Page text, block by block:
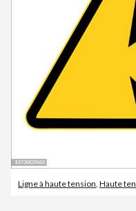
Ligne à haute tension, Haute